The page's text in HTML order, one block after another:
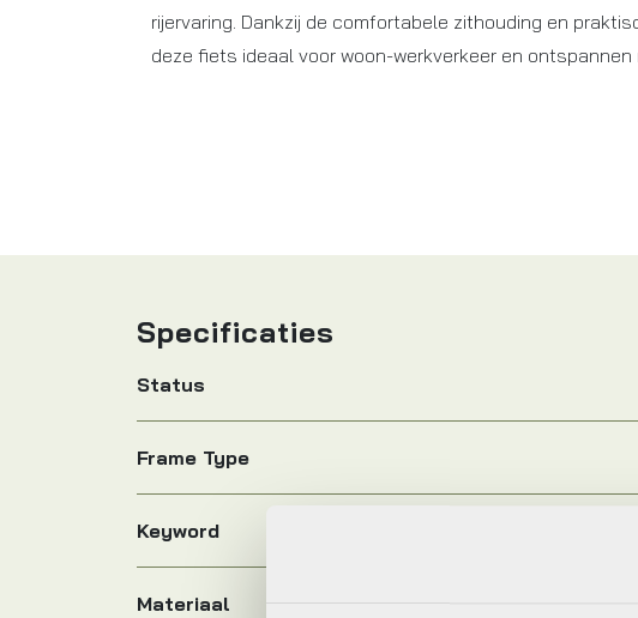
rijervaring. Dankzij de comfortabele zithouding en
deze fiets ideaal voor woon-werkverkeer en
Specificaties
Status
Frame Type
Keyword
Materiaal